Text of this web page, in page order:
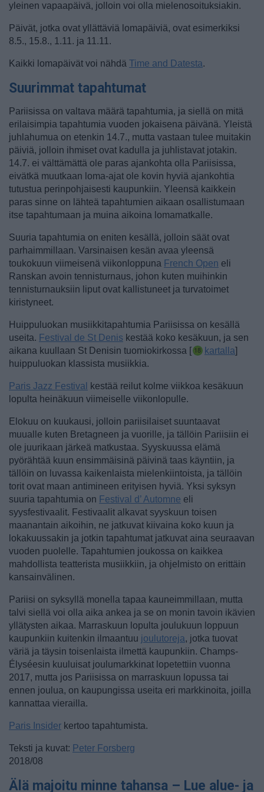
yleinen vapaapäivä, jolloin voi olla mielenosoituksiakin.
Päivät, jotka ovat yllättäviä lomapäiviä, ovat esimerkiksi
8.5., 15.8., 1.11. ja 11.11.
Kaikki lomapäivät voi nähdä Time and Datesta.
Suurimmat tapahtumat
Pariisissa on valtava määrä tapahtumia, ja siellä on mitä
erilaisimpia tapahtumia vuoden jokaisena päivänä. Yleistä
juhlahumua on etenkin 14.7., mutta vastaan tulee muitakin
päiviä, jolloin ihmiset ovat kadulla ja juhlistavat jotakin.
14.7. ei välttämättä ole paras ajankohta olla Pariisissa,
eivätkä muutkaan loma-ajat ole kovin hyviä ajankohtia
tutustua perinpohjaisesti kaupunkiin. Yleensä kaikkein
paras sinne on lähteä tapahtumien aikaan osallistumaan
itse tapahtumaan ja muina aikoina lomamatkalle.
Suuria tapahtumia on eniten kesällä, jolloin säät ovat
parhaimmillaan. Varsinaisen kesän avaa yleensä
toukokuun viimeisenä viikonloppuna French Open eli
Ranskan avoin tennisturnaus, johon kuten muihinkin
tennisturnauksiin liput ovat kallistuneet ja turvatoimet
kiristyneet.
Huippuluokan musiikkitapahtumia Pariisissa on kesällä
useita. Festival de St Denis kestää koko kesäkuun, ja sen
aikana kuullaan St Denisin tuomiokirkossa [
kartalla]
huippuluokan klassista musiikkia.
Paris Jazz Festival
kestää reilut kolme viikkoa kesäkuun
lopulta heinäkuun viimeiselle viikonlopulle.
Elokuu on kuukausi, jolloin pariisilaiset suuntaavat
muualle kuten Bretagneen ja vuorille, ja tällöin Pariisiin ei
ole juurikaan järkeä matkustaa. Syyskuussa elämä
pyörähtää kuun ensimmäisinä päivinä taas käyntiin, ja
tällöin on luvassa kaikenlaista mielenkiintoista, ja tällöin
torit ovat maan antimineen erityisen hyviä. Yksi syksyn
suuria tapahtumia on Festival d’ Automne eli
syysfestivaalit. Festivaalit alkavat syyskuun toisen
maanantain aikoihin, ne jatkuvat kiivaina koko kuun ja
lokakuussakin ja jotkin tapahtumat jatkuvat aina seuraavan
vuoden puolelle. Tapahtumien joukossa on kaikkea
mahdollista teatterista musiikkiin, ja ohjelmisto on erittäin
kansainvälinen.
Pariisi on syksyllä monella tapaa kauneimmillaan, mutta
talvi siellä voi olla aika ankea ja se on monin tavoin ikävien
yllätysten aikaa. Marraskuun lopulta joulukuun loppuun
kaupunkiin kuitenkin ilmaantuu joulutoreja, jotka tuovat
väriä ja täysin toisenlaista ilmettä kaupunkiin. Champs-
Élyséesin kuuluisat joulumarkkinat lopetettiin vuonna
2017, mutta jos Pariisissa on marraskuun lopussa tai
ennen joulua, on kaupungissa useita eri markkinoita, joilla
kannattaa vierailla.
Paris Insider kertoo tapahtumista.
Teksti ja kuvat: Peter Forsberg
2018/08
Älä majoitu minne tahansa – Lue alue- ja